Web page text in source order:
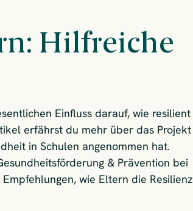
Hilfreiche
Einfluss darauf, wie resilient
erfährst du mehr über das Projekt
in Schulen angenommen hat.
& Prävention bei
wie Eltern die Resilienz